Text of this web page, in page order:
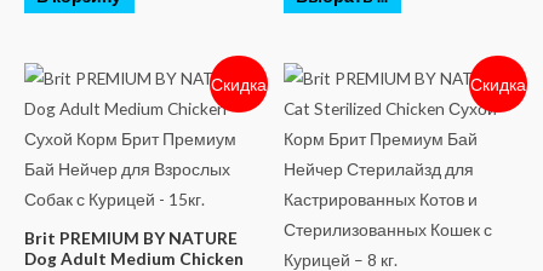
Скидка
Brit PREMIUM BY NATURE
Dog Adult Medium Chicken
Скидка